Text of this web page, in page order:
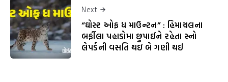
Next
“ઘોસ્ટ ઓફ ધ માઉન્ટન” : હિમાચલના
બર્ફીલા પહાડોમા છુપાઈને રહેતા સ્નો
લેપર્ડની વસતિ થઇ બે ગણી થઈ